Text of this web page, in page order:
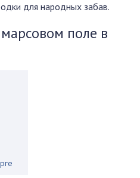
для народных забав.
поле в